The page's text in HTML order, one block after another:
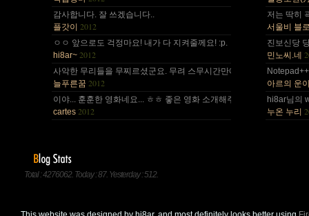
감사합니다. 잘 쓰겠습니다..
플갓이
2012
ㅇㅇ 앞으로도 걱정마요! 내가 다 지켜줄께요! :p.
hi8ar~ 2012
사악한 무리들을 무찌르셨군요. 무려 스무시간만에... 지구를 지켜주셔
늘푸른꿈 2012
이야... 훈훈한 영화네요... ㅎㅎ 좋은 영화 소개해주셔서 감사합니다.^^;.
cartes 2012
저는 딱히
서울비 블
진보신당
민노씨.네
아르의 운
hi8ar님의
누온 누리
Total : 4276062. Today : 87. Yesterday : 512.